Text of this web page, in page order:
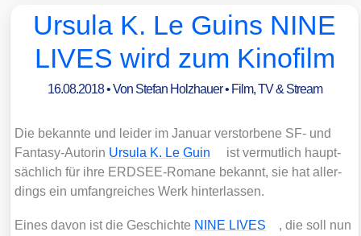
Ursula K. Le Guins NINE
LIVES wird zum Kinofilm
16.08.2018• Von Stefan Holzhauer• Film, TV & Stream
Die bekann­te und lei­der im Janu­ar ver­stor­be­ne SF- und
Fan­ta­sy-Autorin Ursu­la K. Le Guin
ist ver­mut­lich haupt­
säch­lich für ihre ERD­SEE-Roma­ne bekannt, sie hat aller­
dings ein umfang­rei­ches Werk hin­ter­las­sen.
Eines davon ist die Geschich­te NINE LIVES
, die soll nun